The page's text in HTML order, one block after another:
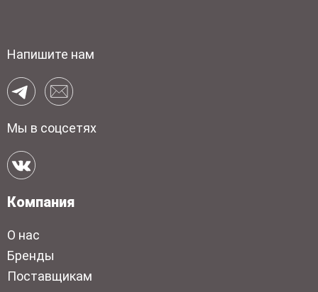
Напишите нам
Мы в соцсетях
Компания
О нас
Бренды
Поставщикам